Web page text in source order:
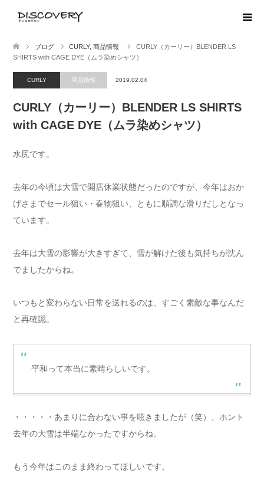
ブログ CURLY, 商品情報
CURLY（カーリー）BLENDER LS
SHIRTS with CAGE DYE（ムラ染めシャツ）
CURLY 商品情報 2019.02.04
CURLY（カーリー）BLENDER LS SHIRTS
with CAGE DYE（ムラ染めシャツ）
水尻です。
去年の今頃は大雪で開店休業状態だったのですが、今年はおか
げさまでセール狙い・春物狙い、ともに順調な滑りだしとなっ
ています。
去年は大雪の影響が大きすぎて、雪が解けた後も気持ちが沈ん
でましたからね。
いつもと変わらない日常を送れるのは、すごく素敵な事なんだ
と再確認。
平和って本当に素晴らしいです。
・・・・・あまりに合わない事を呟きましたが（笑）、ホント
去年の大雪は半端なかったですからね。
もう今年はこのまま終わってほしいです。